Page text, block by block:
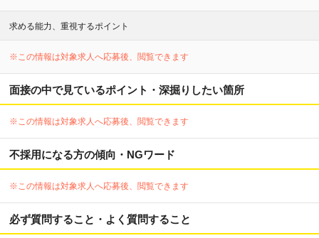
求める能力、重視するポイント
※この情報は対象求人へ応募後、閲覧できます
面接の中で見ているポイント・深掘りしたい箇所
※この情報は対象求人へ応募後、閲覧できます
不採用になる方の傾向・NGワード
※この情報は対象求人へ応募後、閲覧できます
必ず質問すること・よく質問すること